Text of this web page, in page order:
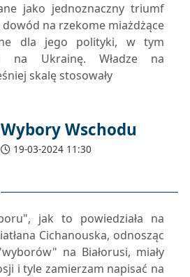
jako jednoznaczny triumf
dowód na rzekome miażdżące
dla jego polityki, w tym
na Ukrainę. Władze na
skalę stosowały
Wybory Wschodu
19-03-2024 11:30
jak to powiedziała na
Cichanouska, odnosząc
na Białorusi, miały
i tyle zamierzam napisać na